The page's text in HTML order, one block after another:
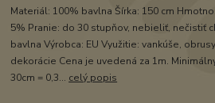
Materiál: 100% bavlna Šírka: 150 cm
5% Pranie: do 30 stupňov, nebieliť, nečistiť
bavlna Výrobca: EU Využitie: vankúše,
dekorácie Cena je uvedená za 1m.
30cm = 0,3... celý popis